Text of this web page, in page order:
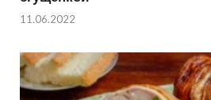
11.06.2022